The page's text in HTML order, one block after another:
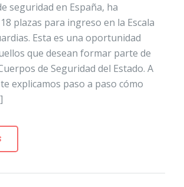
seguridad en España, ha
plazas para ingreso en la Escala
Esta es una oportunidad
que desean formar parte de
de Seguridad del Estado. A
explicamos paso a paso cómo